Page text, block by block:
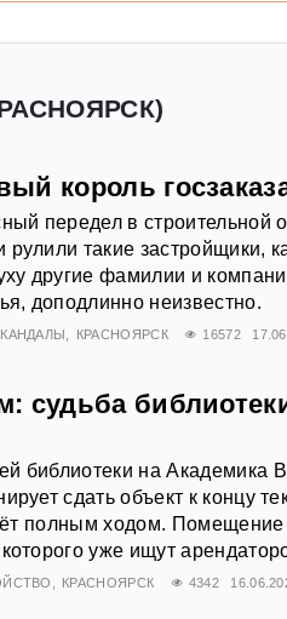
король
передел в строительной
такие застройщики,
другие фамилии и
доподлинно неизвестно.
КРАСНОЯРСК 16572
судьба
библиотеки на Академика
сдать объект к концу
полным ходом.
уже ищут
КРАСНОЯРСК 4342